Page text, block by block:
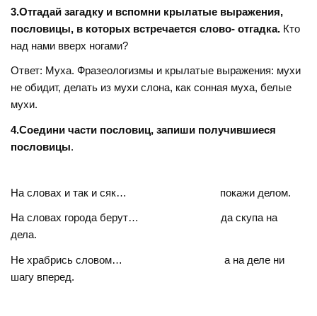
3.Отгадай загадку и вспомни крылатые выражения,
пословицы, в которых встречается слово- отгадка. Кто
над нами вверх ногами?
Ответ: Муха. Фразеологизмы и крылатые выражения: мухи
не обидит, делать из мухи слона, как сонная муха, белые
мухи.
4.Соедини части пословиц, запиши получившиеся
пословицы.
На словах и так и сяк… покажи делом.
На словах города берут… да скупа на
дела.
Не храбрись словом… а на деле ни
шагу вперед.